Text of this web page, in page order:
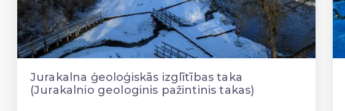
Jurakalna ģeoloģiskās izglītības taka
(Jurakalnio geologinis pažintinis takas)